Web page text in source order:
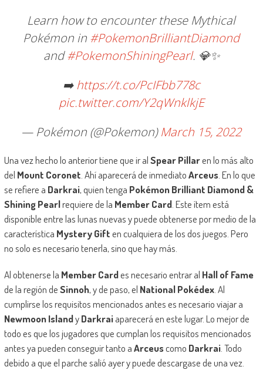
Learn how to encounter these Mythical
Pokémon in #PokemonBrilliantDiamond
and#PokemonShiningPearl. 💎✨
➡️https://t.co/PcIFbb778c
pic.twitter.com/Y2qWnklkjE
— Pokémon (@Pokemon)March 15, 2022
Una vez hecho lo anterior tiene que ir alSpear Pillaren lo más alto
del Mount Coronet . Ahí aparecerá de inmediatoArceus. En lo que
se refiere a Darkrai, quien tenga Pokémon Brilliant Diamond &
Shining Pearlrequiere de la Member Card. Este ítem está
disponible entre las lunas nuevas y puede obtenerse por medio de la
característica Mystery Giften cualquiera de los dos juegos. Pero
no solo es necesario tenerla, sino que hay más.
Al obtenerse la Member Cardes necesario entrar al Hall of Fame
de la región deSinnoh, y de paso, el National Pokédex. Al
cumplirse los requisitos mencionados antes es necesario viajar a
Newmoon IslandyDarkraiaparecerá en este lugar. Lo mejor de
todo es que los jugadores que cumplan los requisitos mencionados
antes ya pueden conseguir tanto aArceuscomo Darkrai. Todo
debido a que el parche salió ayer y puede descargase de una vez.